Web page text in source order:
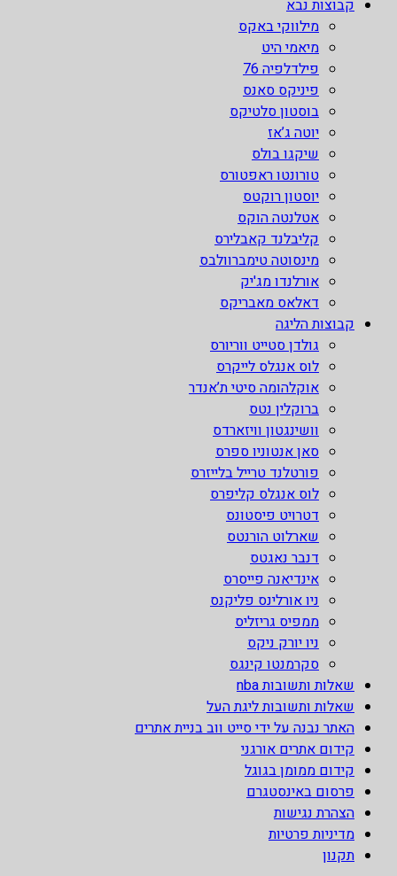
קבוצות נבא
מילווקי באקס
מיאמי היט
פילדלפיה 76
פיניקס סאנס
בוסטון סלטיקס
יוטה ג’אז
שיקגו בולס
טורונטו ראפטורס
יוסטון רוקטס
אטלנטה הוקס
קליבלנד קאבלירס
מינסוטה טימברוולבס
אורלנדו מג'יק
דאלאס מאבריקס
קבוצות הליגה
גולדן סטייט ווריורס
לוס אנגלס לייקרס
אוקלהומה סיטי ת’אנדר
ברוקלין נטס
וושינגטון וויזארדס
סאן אנטוניו ספרס
פורטלנד טרייל בלייזרס
לוס אנגלס קליפרס
דטרויט פיסטונס
שארלוט הורנטס
דנבר נאגטס
אינדיאנה פייסרס
ניו אורלינס פליקנס
ממפיס גריזליס
ניו יורק ניקס
סקרמנטו קינגס
שאלות ותשובות nba
שאלות ותשובות ליגת העל
האתר נבנה על ידי סייט ווב בניית אתרים
קידום אתרים אורגני
קידום ממומן בגוגל
פרסום באינסטגרם
הצהרת נגישות
מדיניות פרטיות
תקנון